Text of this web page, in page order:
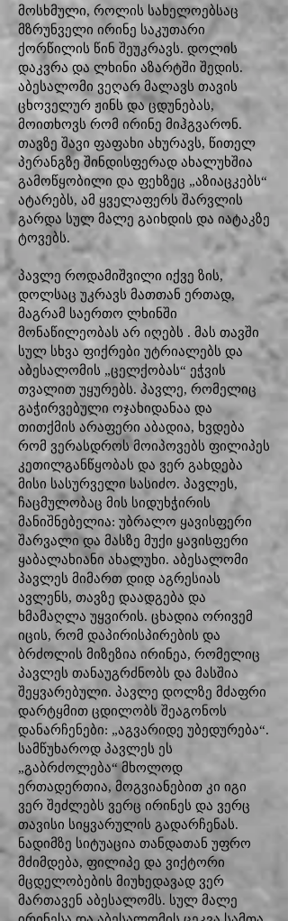
მოსხმული, როლის სახელოებსაც
მზრუნველი ირინე საკუთარი
ქორწილის წინ შეუკრავს. დოლის
დაკვრა და ლხინი აზარტში შედის.
აბესალომი ვეღარ მალავს თავის
ცხოველურ ჟინს და ცდუნებას,
მოითხოვს რომ ირინე მიჰგვარონ.
თავზე შავი ფაფახი ახურავს, წითელ
პერანგზე შინდისფერად ახალუხშია
გამოწყობილი და ფეხზეც „აზიაცკებს“
ატარებს, ამ ყველაფერს შარვლის
გარდა სულ მალე გაიხდის და იატაკზე
ტოვებს.
პავლე როდამიშვილი იქვე ზის,
დოლსაც უკრავს მათთან ერთად,
მაგრამ საერთო ლხინში
მონაწილეობას არ იღებს . მას თავში
სულ სხვა ფიქრები უტრიალებს და
აბესალომის „ცელქობას“ ეჭვის
თვალით უყურებს. პავლე, რომელიც
გაჭირვებული ოჯახიდანაა და
თითქმის არაფერი აბადია, ხვდება
რომ ვერასდროს მოიპოვებს ფილიპეს
კეთილგანწყობას და ვერ გახდება
მისი სასურველი სასიძო. პავლეს,
ჩაცმულობაც მის სიდუხჭირის
მანიშნებელია: უბრალო ყავისფერი
შარვალი და მასზე მუქი ყავისფერი
ყაბალახიანი ახალუხი. აბესალომი
პავლეს მიმართ დიდ აგრესიას
ავლენს, თავზე დაადგება და
ხმამაღლა უყვირის. ცხადია ორივემ
იცის, რომ დაპირისპირების და
ბრძოლის მიზეზია ირინეა, რომელიც
პავლეს თანაუგრძნობს და მასშია
შეყვარებული. პავლე დოლზე მძაფრი
დარტყმით ცდილობს შეაგონოს
დანარჩენები: „აგვარიდე უბედურება“.
სამწუხაროდ პავლეს ეს
„გაბრძოლება“ მხოლოდ
ერთადერთია, მოგვიანებით კი იგი
ვერ შეძლებს ვერც ირინეს და ვერც
თავისი სიყვარულის გადარჩენას.
ნადიმზე სიტუაცია თანდათან უფრო
მძიმდება, ფილიპე და ვიქტორი
მცდელობების მიუხედავად ვერ
მართავენ აბესალომს. სულ მალე